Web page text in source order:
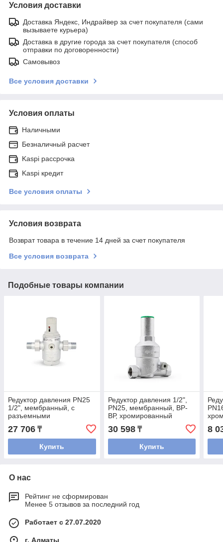
Условия доставки
Доставка Яндекс, Индрайвер за счет покупателя (сами
вызываете курьера)
Доставка в другие города за счет покупателя (способ
отправки по договоренности)
Самовывоз
Все условия доставки
Условия оплаты
Наличными
Безналичный расчет
Kaspi рассрочка
Kaspi кредит
Все условия оплаты
Условия возврата
Возврат товара в течение 14 дней за счет покупателя
Все условия возврата
Подобные товары компании
Редуктор давления PN25
1/2", мембранный, с
разъемными
соединениями,
хромированный
27 706 ₸
Купить
Редуктор давления 1/2",
PN25, мембранный, ВР-
ВР, хромированный
30 598₸
Купить
8
О нас
Рейтинг не сформирован
Менее 5 отзывов за последний год
Работает с 27.07.2020
г. Алматы